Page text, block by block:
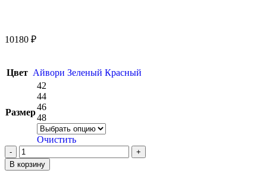
10180 ₽
Цвет Айвори Зеленый Красный
Размер
42
44
46
48
Очистить
В корзину